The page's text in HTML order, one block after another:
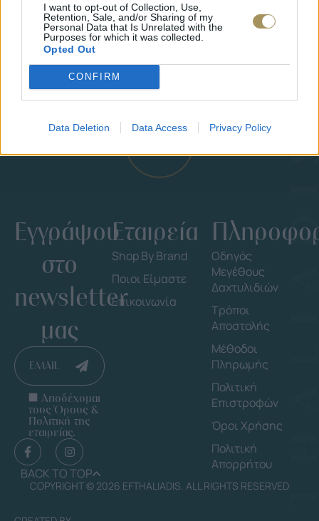
I want to opt-out of Collection, Use,
Retention, Sale, and/or Sharing of my
Personal Data that Is Unrelated with the
Purposes for which it was collected.
Opted Out
CONFIRM
Data Deletion Data Access Privacy Policy
ΜΟΝΌΠΕΤΡΟ ΔΑΧΤΥΛΊΔΙ ΜΕ
ΔΙΑΜΆΝΤΙ 0.35CT
1.737€
35
Εγγράψου
στο
newsletter
μας
EMAIL
Αποδέχομαι
τους Όρους &
Πολιτική της
εταιρείας.
BACK TO TOP
Εταιρεία
Shop By Brand
Ποιοι Είμαστε
Επικοινωνία
Οδηγός
Μεγέθους
Δαχτυλιδιών
Τρόποι
Αποστολής
Μέθοδοι
Πληρωμής
Πολιτική
Επιστροφών
Όροι Χρήσης
Πολιτική
Απορρήτου
COPYRIGHT © 2026 EFTHALIADIS. ALL RIGHTS RESERVED